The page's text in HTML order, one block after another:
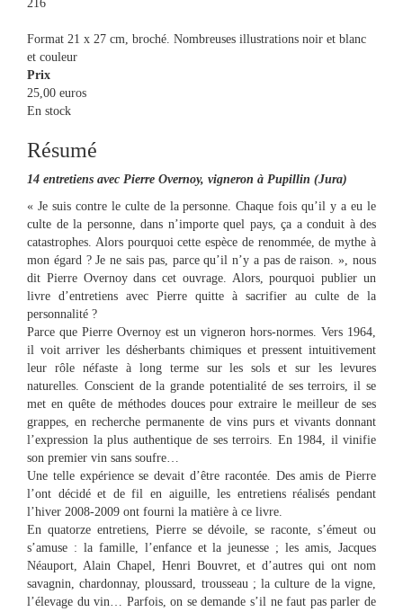
216
Format 21 x 27 cm, broché. Nombreuses illustrations noir et blanc
et couleur
Prix
25,00 euros
En stock
Résumé
14 entretiens avec Pierre Overnoy, vigneron à Pupillin (Jura)
« Je suis contre le culte de la personne. Chaque fois qu’il y a eu le
culte de la personne, dans n’importe quel pays, ça a conduit à des
catastrophes. Alors pourquoi cette espèce de renommée, de mythe à
mon égard ? Je ne sais pas, parce qu’il n’y a pas de raison. », nous
dit Pierre Overnoy dans cet ouvrage. Alors, pourquoi publier un
livre d’entretiens avec Pierre quitte à sacrifier au culte de la
personnalité ?
Parce que Pierre Overnoy est un vigneron hors-normes. Vers 1964,
il voit arriver les désherbants chimiques et pressent intuitivement
leur rôle néfaste à long terme sur les sols et sur les levures
naturelles. Conscient de la grande potentialité de ses terroirs, il se
met en quête de méthodes douces pour extraire le meilleur de ses
grappes, en recherche permanente de vins purs et vivants donnant
l’expression la plus authentique de ses terroirs. En 1984, il vinifie
son premier vin sans soufre…
Une telle expérience se devait d’être racontée. Des amis de Pierre
l’ont décidé et de fil en aiguille, les entretiens réalisés pendant
l’hiver 2008-2009 ont fourni la matière à ce livre.
En quatorze entretiens, Pierre se dévoile, se raconte, s’émeut ou
s’amuse : la famille, l’enfance et la jeunesse ; les amis, Jacques
Néauport, Alain Chapel, Henri Bouvret, et d’autres qui ont nom
savagnin, chardonnay, ploussard, trousseau ; la culture de la vigne,
l’élevage du vin… Parfois, on se demande s’il ne faut pas parler de